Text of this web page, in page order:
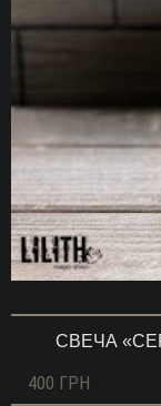
СВЕЧА
400 ГРН